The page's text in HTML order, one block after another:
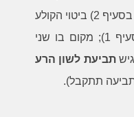
תנאים בלבד. "פרסום" (כאמור בסעיף 2) ביטוי הקולע
להגדרת לשון הרע (כאמור בסעיף 1); מקום בו שני
תביעת לשון הרע
תתקבל).